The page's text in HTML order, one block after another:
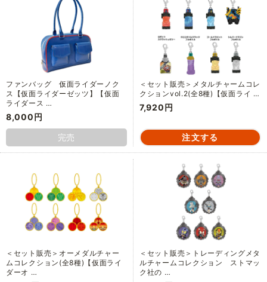
ファンバッグ 仮面ライダーノク
ス【仮面ライダーゼッツ】【仮面
ライダース …
8,000円
完売
＜セット販売＞メタルチャームコレ
クションvol.2(全8種)【仮面ライ …
7,920円
＜セット販売＞オーメダルチャー
ムコレクション(全8種)【仮面ライ
ダーオ …
＜セット販売＞トレーディングメタ
ルチャームコレクション ストマッ
ク社の …